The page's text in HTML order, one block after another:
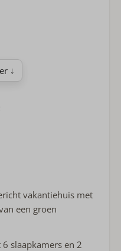
↓
vakantiehuis met
een groen
slaapkamers en 2